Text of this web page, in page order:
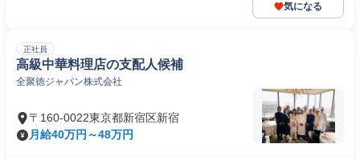
気になる
正社員
高級中華料理店の支配人候補
全聚徳ジャパン株式会社
〒160-0022東京都新宿区新宿
月給40万円～48万円